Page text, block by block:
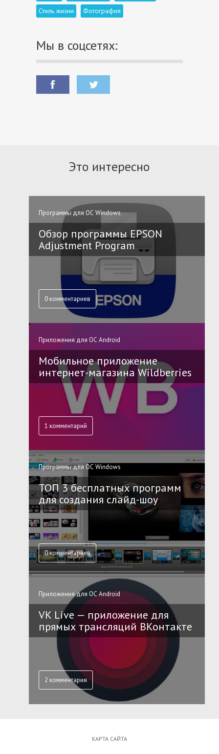
Стиль жизни
Фотография
Мы в соцсетях:
Это интересно
Программы для ОС Windows
Обзор программы EPSON
Adjustment Program
0 комментариев
Приложения для ОС Android
Мобильное приложение
интернет-магазина Wildberries
1 комментарий
Программы для ОС Windows
ТОП 3 бесплатных программ
для создания слайд-шоу
0 комментариев
Приложения для ОС Android
VK Live — приложение для
прямых трансляций ВКонтакте
2 комментария
КАРТА САЙТА